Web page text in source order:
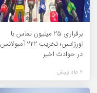
برقراری ۲۵ میلیون تماس با
اورژانس؛ تخریب ۲۲۲ آمبولانس
در حوادث اخیر
6 ماه پیش